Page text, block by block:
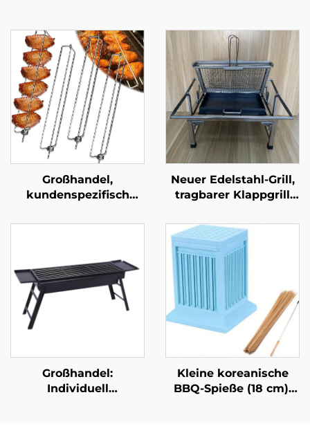
Großhandel,
kundenspezifisch
grenzüberschreitende
Grillzangen und BBQ-
Werkzeuge
Neuer Edelstahl-Grill,
tragbarer Klappgrill
zum Grillen von
Fleisch und Fisch,
drehbarer Haushalts-
BBQ-Rost
Großhandel:
Individuell
Kleine koreanische
BBQ-Spieße (18 cm),